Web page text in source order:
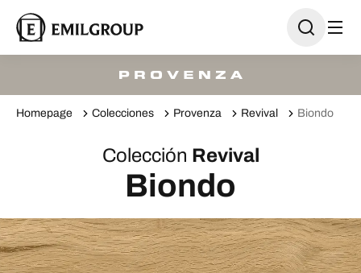
Homepage Colecciones Provenza Revival Biondo
Colección Revival
Biondo